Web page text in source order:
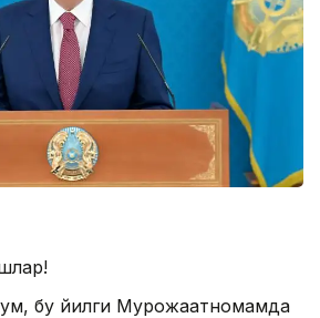
бу йилги Мурожаатномамда